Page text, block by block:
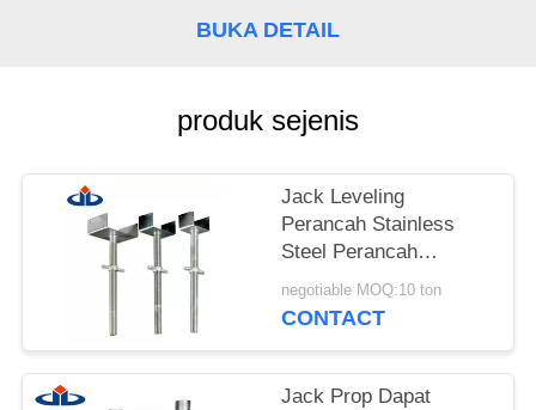
BUKA DETAIL
produk sejenis
Jack Leveling
Perancah Stainless
Steel Perancah
Disesuaikan
negotiable MOQ:10 ton
CONTACT
Jack Prop Dapat